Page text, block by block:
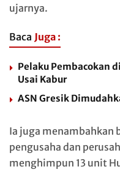
ujarnya.
Baca Juga :
Pelaku Pembacokan
Usai Kabur
ASN Gresik
Ia juga menambahkan
pengusaha dan
menghimpun 13 unit